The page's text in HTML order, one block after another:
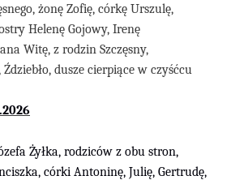
żonę Zofię, córkę Urszulę,
Helenę Gojowy, Irenę
Witę, z rodzin Szczęsny,
dusze cierpiące w czyśćcu
.2026
Żyłka, rodziców z obu stron,
córki Antoninę, Julię, Gertrudę,